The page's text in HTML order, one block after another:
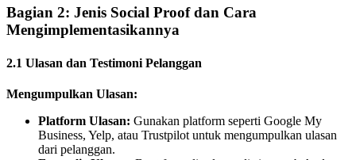
Bagian 2: Jenis Social Proof dan Cara
Mengimplementasikannya
2.1 Ulasan dan Testimoni Pelanggan
Mengumpulkan Ulasan:
Platform Ulasan: Gunakan platform seperti Google My
Business, Yelp, atau Trustpilot untuk mengumpulkan ulasan
dari pelanggan.